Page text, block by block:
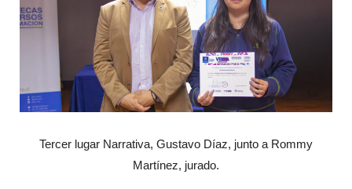
Tercer lugar Narrativa, Gustavo Díaz, junto a Rommy
Martínez, jurado.